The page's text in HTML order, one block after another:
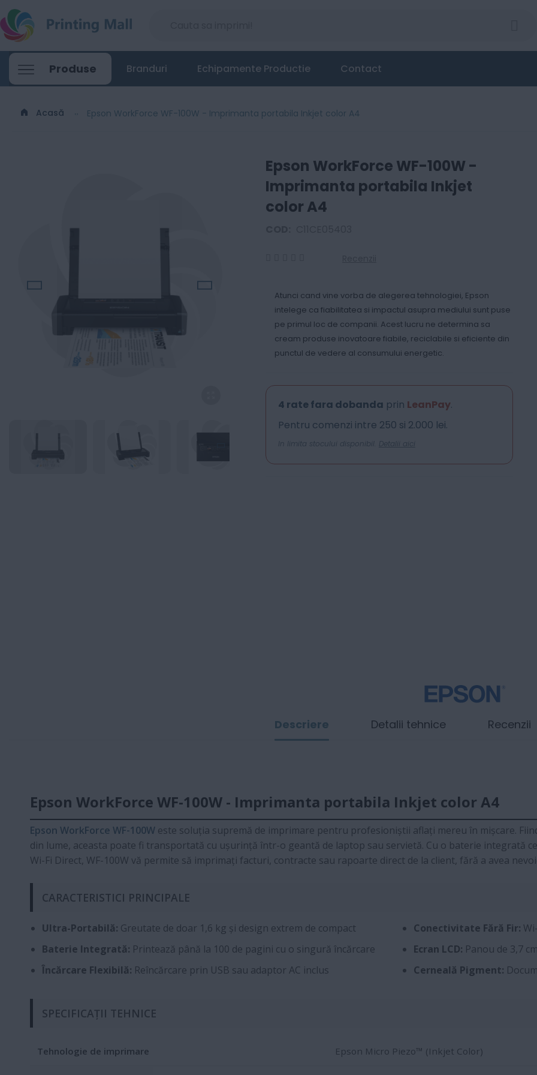
Produse Branduri Echipamente Productie Contact
Acasă Epson WorkForce WF-100W - Imprimanta portabila Inkjet color A4
Epson WorkForce WF-100W -
Imprimanta portabila Inkjet
color A4
Atunci cand vine vorba de alegerea tehnologiei, Epson
intelege ca fiabilitatea si impactul asupra mediului sunt puse
pe primul loc de companii. Acest lucru ne determina sa
cream produse inovatoare fiabile, reciclabile si eficiente din
punctul de vedere al consumului energetic.
4 rate fara dobanda prin LeanPay.
Pentru comenzi intre 250 si 2.000 lei.
In limita stocului disponibil. Detalii aici
Descriere
Epson WorkForce WF-100W - Imprimanta portabila Inkjet color A4
Epson WorkForce WF-100W este soluția supremă de imprimare pentru profesioniștii aflați mereu în mișcare.
din lume, aceasta poate fi transportată cu ușurință într-o geantă de laptop sau servietă. Cu o baterie integrată
Wi-Fi Direct, WF-100W vă permite să imprimați facturi, contracte sau rapoarte direct de la client, fără a avea
CARACTERISTICI PRINCIPALE
Ultra-Portabilă: Greutate de doar 1,6 kg și design extrem de compact
Baterie Integrată: Printează până la 100 de pagini cu o singură încărcare
Încărcare Flexibilă: Reîncărcare prin USB sau adaptor AC inclus
Conectivitate Fără Fir:
Ecran LCD: Panou de 3,7
Cerneală Pigment:
SPECIFICAȚII TEHNICE
Tehnologie de imprimare Epson Micro Piezo™ (Inkjet Color)
Detalii tehnice Recenzii